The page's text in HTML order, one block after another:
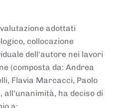
adottati
collocazione
dell'autore nei lavori
(composta da: Andrea
Flavia Marcacci, Paolo
all'unanimità, ha deciso di